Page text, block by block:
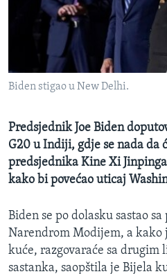
MAGAZIN
O GLASU AMERIKE
Learning English
Jezici
Biden stigao u New Delhi.
Predsjednik Joe Biden
G20 u Indiji, gdje se nada da
predsjednika Kine Xi
kako bi povećao uticaj
Biden se po dolasku sastao
Narendrom Modijem, a kako
kuće, razgovaraće sa drugim
sastanka, saopštila je Bijela